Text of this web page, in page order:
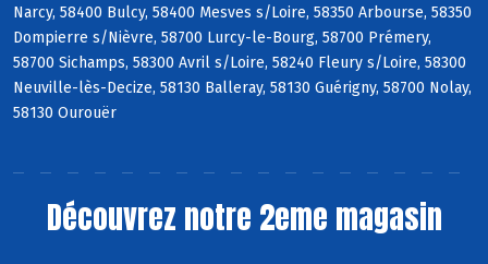
Narcy, 58400 Bulcy, 58400 Mesves s/Loire, 58350 Arbourse, 58350
Dompierre s/Nièvre, 58700 Lurcy-le-Bourg, 58700 Prémery,
58700 Sichamps, 58300 Avril s/Loire, 58240 Fleury s/Loire, 58300
Neuville-lès-Decize, 58130 Balleray, 58130 Guérigny, 58700 Nolay,
58130 Ourouër
Découvrez notre 2eme magasin